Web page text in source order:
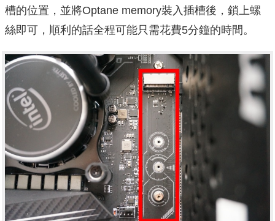
槽的位置，並將Optane memory裝入插槽後，鎖上螺
絲即可，順利的話全程可能只需花費5分鐘的時間。